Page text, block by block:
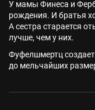
У мамы Финеса и
рождения. И братья
А сестра старается
лучше, чем у них.
Фуфелшмертц
до мельчайших